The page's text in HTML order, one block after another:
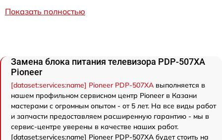
Показать полностью
Замена блока питания телевизора PDP-507XA
Pioneer
[dataset:services:name] Pioneer PDP-507XA выполняется в
нашем профильном сервисном центр Pioneer в Казани
мастерами с огромным опытом - от 5 лет. На все виды работ
и запчасти предоставляем расширенную гарантию - мы в
сервис-центре уверены в качестве наших работ.
[dataset:services:name] Pioneer PDP-507XA будет стоить на